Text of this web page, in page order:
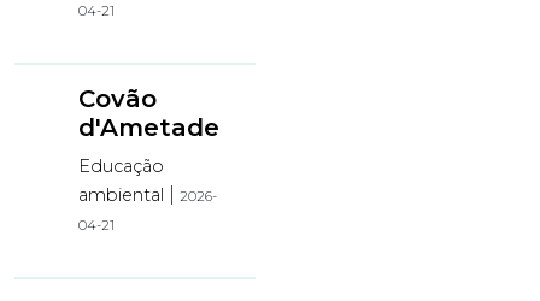
04-21
Covão
d'Ametade
Educação
ambiental
|2026-
04-21